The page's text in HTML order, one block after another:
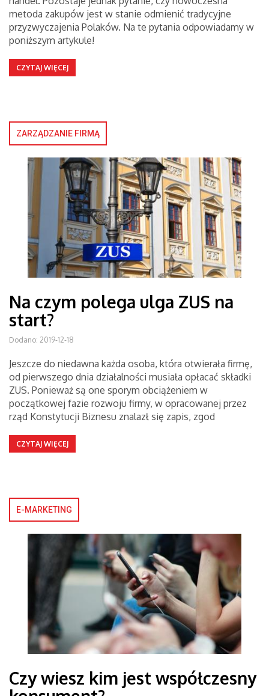
metoda zakupów jest w stanie odmienić tradycyjne
przyzwyczajenia Polaków. Na te pytania odpowiadamy w
poniższym artykule!
CZYTAJ WIĘCEJ
ZARZĄDZANIE FIRMĄ
Na czym polega ulga ZUS na
start?
Dodano: 2019-12-18
Jeszcze do niedawna każda osoba, która otwierała firmę,
od pierwszego dnia działalności musiała opłacać składki
ZUS. Ponieważ są one sporym obciążeniem w
początkowej fazie rozwoju firmy, w opracowanej przez
rząd Konstytucji Biznesu znalazł się zapis, zgod
CZYTAJ WIĘCEJ
E-MARKETING
Czy wiesz kim jest współczesny